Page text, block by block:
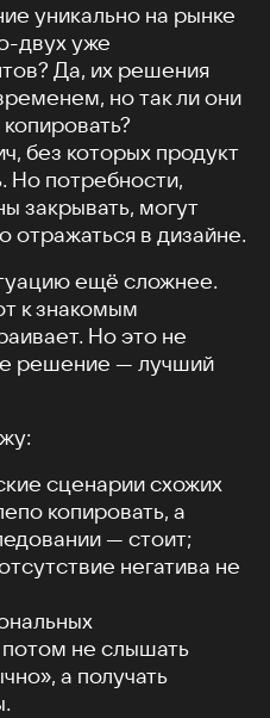
уникально на рынке
двух уже
Да, их решения
но так ли они
без которых продукт
Но потребности,
закрывать, могут
отражаться в дизайне.
ещё сложнее.
к знакомым
Но это не
решение — лучший
сценарии схожих
копировать, а
— стоит;
негатива не
потом не слышать
а получать